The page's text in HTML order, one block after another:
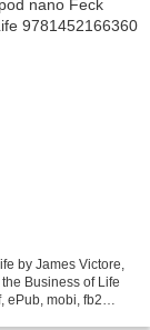
by James Victore,
Business of Life
ePub, mobi, fb2